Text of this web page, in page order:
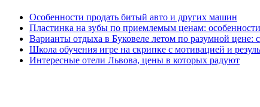
Особенности продать битый авто и других машин
Пластинка на зубы по приемлемым ценам:
Варианты отдыха в Буковеле летом по разумной цене:
Школа обучения игре на скрипке с мотивацией и
Интересные отели Львова, цены в которых радуют